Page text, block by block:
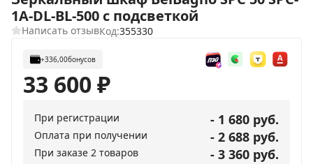
1A-DL-BL-500 с подсветкой
Написать отзывКод:355330
+336,00бонусов
33 600₽
При регистрации - 1 680 руб.
Оплата при получении - 2 688 руб.
При заказе 2 товаров - 3 360 руб.